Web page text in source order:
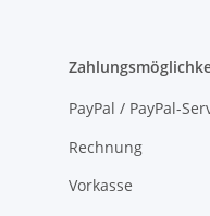
PayPal / PayPal-
Rechnung
Vorkasse